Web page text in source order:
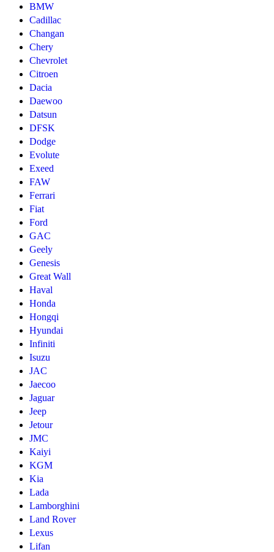
BMW
Cadillac
Changan
Chery
Chevrolet
Citroen
Dacia
Daewoo
Datsun
DFSK
Dodge
Evolute
Exeed
FAW
Ferrari
Fiat
Ford
GAC
Geely
Genesis
Great Wall
Haval
Honda
Hongqi
Hyundai
Infiniti
Isuzu
JAC
Jaecoo
Jaguar
Jeep
Jetour
JMC
Kaiyi
KGM
Kia
Lada
Lamborghini
Land Rover
Lexus
Lifan